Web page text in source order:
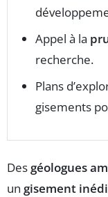
Appel à la
recherche.
Plans
gisements
Des géologues
un gisement